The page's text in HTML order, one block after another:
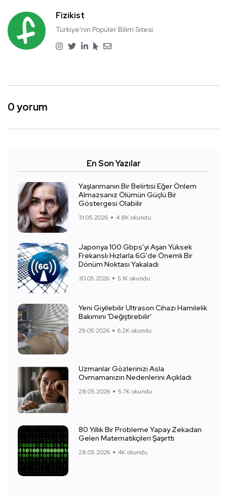
Fizikist
Türkiye'nin Popüler Bilim Sitesi
0 yorum
En Son Yazılar
Yaşlanmanın Bir Belirtisi Eğer Önlem
Almazsanız Ölümün Güçlü Bir
Göstergesi Olabilir
31.05.2026 4.8K okundu.
Japonya 100 Gbps'yi Aşan Yüksek
Frekanslı Hızlarla 6G'de Önemli Bir
Dönüm Noktası Yakaladı
30.05.2026 5.1K okundu.
Yeni Giyilebilir Ultrason Cihazı Hamilelik
Bakımını 'Değiştirebilir'
29.05.2026 6.2K okundu.
Uzmanlar Gözlerinizi Asla
Ovmamanızın Nedenlerini Açıkladı
28.05.2026 5.7K okundu.
80 Yıllık Bir Probleme Yapay Zekadan
Gelen Matematikçileri Şaşırttı
28.05.2026 4K okundu.